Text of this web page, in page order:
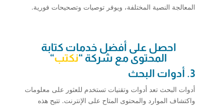
المعالجة النصية المختلفة، ويوفر توصيات وتصحيحات فورية.
احصل على أفضل خدمات كتابة
المحتوى مع شركة “نكتب“
3. أدوات البحث
أدوات البحث تعد أدوات وتقنيات تستخدم للعثور على معلومات
واكتشاف الموارد والمحتوى المتاح على الإنترنت. تتيح هذه